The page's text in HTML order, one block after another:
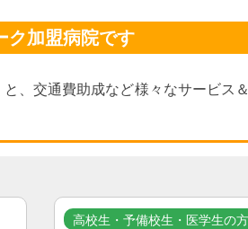
ク加盟病院です
、交通費助成など様々なサービス
高校生・予備校生・医学生の